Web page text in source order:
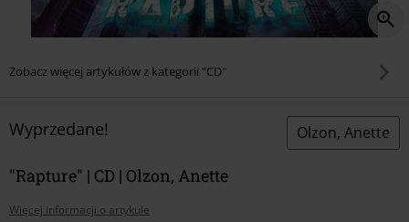
Zobacz więcej artykułów z kategorii "CD"
Wyprzedane! Olzon, Anette
"Rapture" | CD | Olzon, Anette
Więcej informacji o artykule